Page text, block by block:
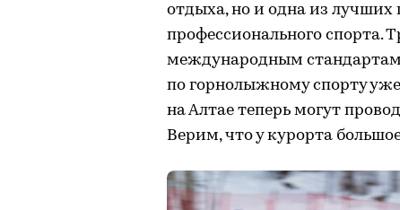
отдыха, но и одна из
профессионального спорта.
международным
по горнолыжному спорту
на Алтае теперь могут
Верим, что у курорта